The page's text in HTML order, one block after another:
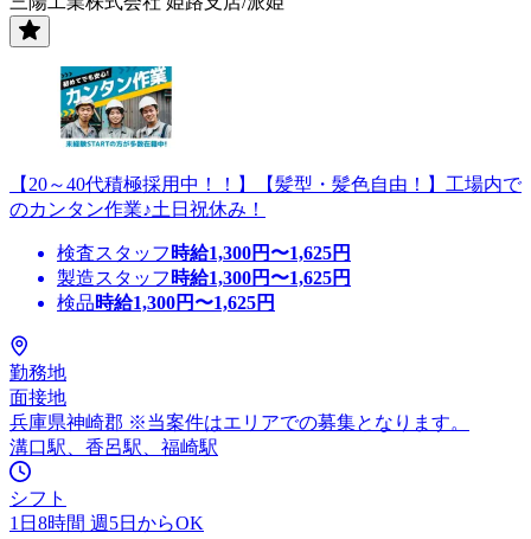
【20～40代積極採用中！！】【髪型・髪色自由！】工場内で
のカンタン作業♪土日祝休み！
検査スタッフ 時給1,300円〜1,625円
製造スタッフ 時給1,300円〜1,625円
検品時給1,300円〜1,625円
勤務地
面接地
兵庫県神崎郡 ※当案件はエリアでの募集となります。
溝口駅、香呂駅、福崎駅
シフト
1日8時間 週5日からOK